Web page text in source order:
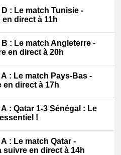
: Le match Tunisie -
direct à 11h
B : Le match Angleterre -
en direct à 20h
: Le match Pays-Bas -
en direct à 17h
: Qatar 1-3 Sénégal : Le
!
: Le match Qatar -
suivre en direct à 14h